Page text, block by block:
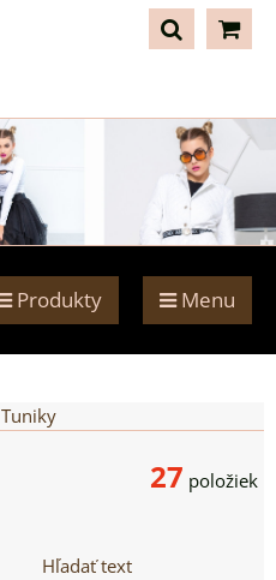
Produkty Menu
Tuniky
27 položiek
Hľadať text